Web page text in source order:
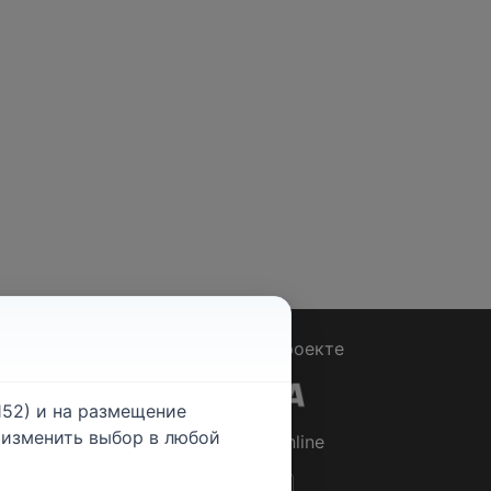
О проекте
© 2026Rabotniki.online
и на размещение
выбор в любой